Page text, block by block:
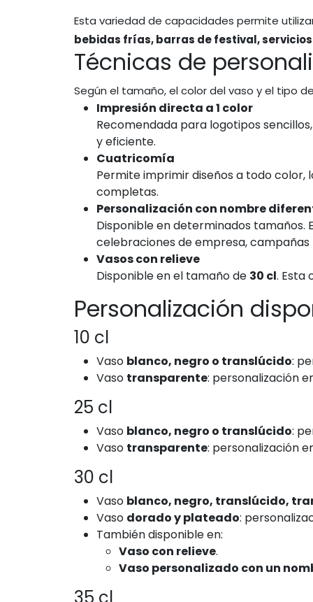
Esta variedad de capacidades permite
bebidas frías, barras de festival,
Técnicas de
Según el tamaño, el color del vaso y el tipo
Impresión directa a 1 color
Recomendada para logotipos
y eficiente.
Cuatricomía
Permite imprimir diseños a todo color,
completas.
Personalización con nombre
Disponible en determinados
celebraciones de empresa,
Vasos con relieve
Disponible en el tamaño de 30 cl. Esta
Personalización
10 cl
Vaso blanco, negro o translúcido:
Vaso transparente: personalización
25 cl
Vaso blanco, negro o translúcido:
Vaso transparente: personalización
30 cl
Vaso blanco, negro, translúcido,
Vaso dorado y plateado:
También disponible en:
Vaso con relieve.
Vaso personalizado con un
35 cl